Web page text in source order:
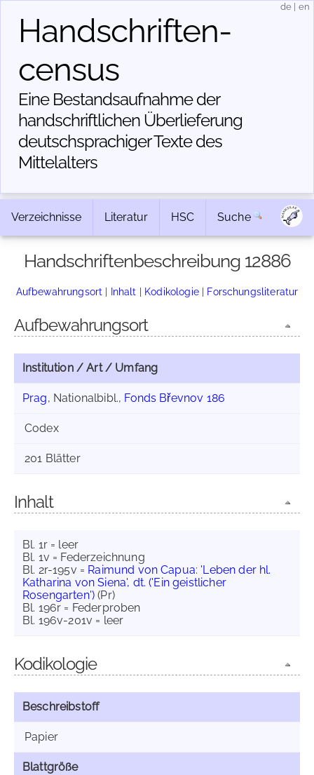
Handschriften­
census
Eine Bestandsaufnahme der
handschriftlichen Über­lieferung
deutschsprachiger Texte des
Mittelalters
de en
Verzeichnisse Literatur HSC Suche
Handschriftenbeschreibung 12886
Aufbewahrungsort | Inhalt | Kodikologie| Forschungsliteratur
Aufbewahrungsort
Institution / Art / Umfang
Prag, Nationalbibl., Fonds Břevnov 186
Codex
201 Blätter
Inhalt
Bl. 1r = leer
Bl. 1v = Federzeichnung
Bl. 2r-195v = Raimund von Capua: 'Leben der hl.
Katharina von Siena', dt. ('Ein geistlicher
Rosengarten') (Pr)
Bl. 196r = Federproben
Bl. 196v-201v = leer
Kodikologie
Beschreibstoff
Papier
Blattgröße